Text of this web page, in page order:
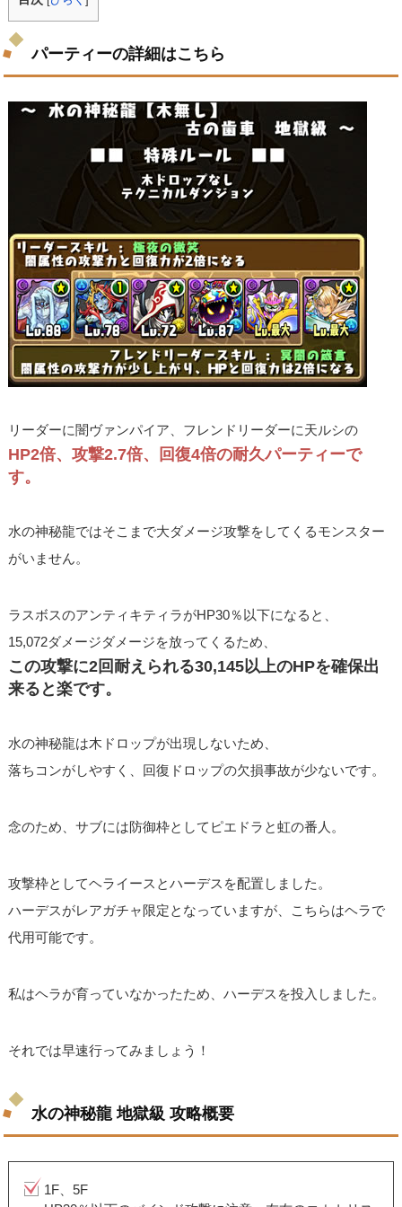
パーティーの詳細はこちら
リーダーに闇ヴァンパイア、フレンドリーダーに天ルシの
HP2倍、攻撃2.7倍、回復4倍の耐久パーティーで
す。
水の神秘龍ではそこまで大ダメージ攻撃をしてくるモンスター
がいません。
ラスボスのアンティキティラがHP30％以下になると、
15,072ダメージダメージを放ってくるため、
この攻撃に2回耐えられる30,145以上のHPを確保出
来ると楽です。
水の神秘龍は木ドロップが出現しないため、
落ちコンがしやすく、回復ドロップの欠損事故が少ないです。
念のため、サブには防御枠としてピエドラと虹の番人。
攻撃枠としてヘライースとハーデスを配置しました。
ハーデスがレアガチャ限定となっていますが、こちらはヘラで
代用可能です。
私はヘラが育っていなかったため、ハーデスを投入しました。
それでは早速行ってみましょう！
水の神秘龍 地獄級 攻略概要
1F、5F